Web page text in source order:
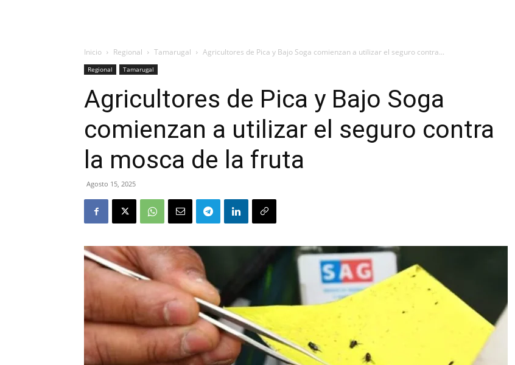
Inicio Regional Tamarugal Agricultores de Pica y Bajo Soga comienzan a utilizar el seguro contra...
Regional Tamarugal
Agricultores de Pica y Bajo Soga
comienzan a utilizar el seguro contra
la mosca de la fruta
Agosto 15, 2025